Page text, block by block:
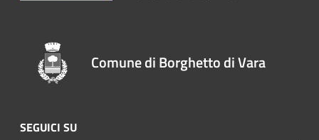
Comune di Borghetto di Vara
SEGUICI SU